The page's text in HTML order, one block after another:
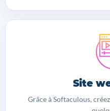
Site
Grâce à Softaculous,